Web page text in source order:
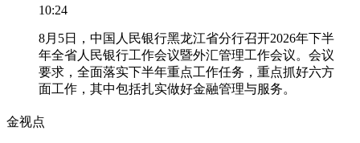
10:24
8月5日，中国人民银行黑龙江省分行召开2026年下半
年全省人民银行工作会议暨外汇管理工作会议。会议
要求，全面落实下半年重点工作任务，重点抓好六方
面工作，其中包括扎实做好金融管理与服务。
金视点